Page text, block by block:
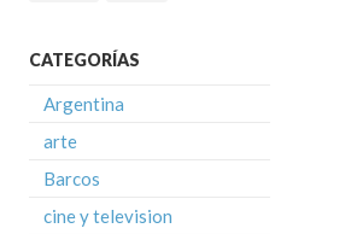
CATEGORÍAS
Argentina
arte
Barcos
cine y television